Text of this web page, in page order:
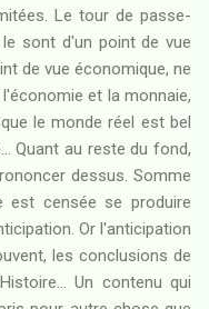
Le tour de passe-
sont d'un point de vue
de vue économique, ne
et la monnaie,
le monde réel est bel
Quant au reste du fond,
dessus. Somme
est censée se produire
Or l'anticipation
les conclusions de
Un contenu qui